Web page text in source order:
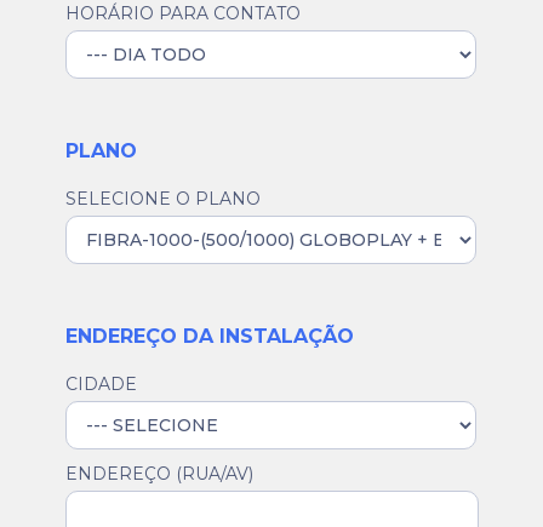
HORÁRIO PARA CONTATO
PLANO
SELECIONE O PLANO
ENDEREÇO DA INSTALAÇÃO
CIDADE
ENDEREÇO (RUA/AV)